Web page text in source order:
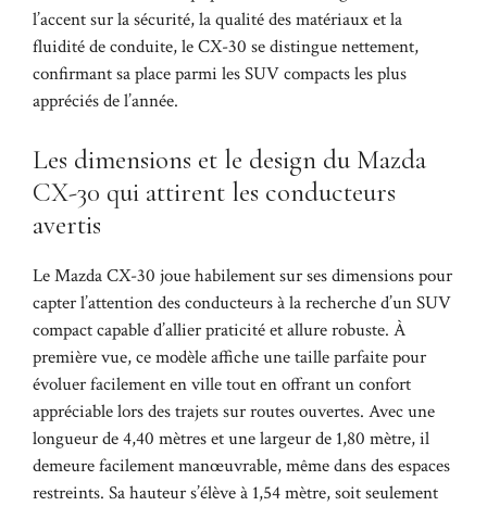
l’accent sur la sécurité, la qualité des matériaux et la
fluidité de conduite, le CX-30 se distingue nettement,
confirmant sa place parmi les SUV compacts les plus
appréciés de l’année.
Les dimensions et le design du Mazda
CX-30 qui attirent les conducteurs
avertis
Le Mazda CX-30 joue habilement sur ses dimensions pour
capter l’attention des conducteurs à la recherche d’un SUV
compact capable d’allier praticité et allure robuste. À
première vue, ce modèle affiche une taille parfaite pour
évoluer facilement en ville tout en offrant un confort
appréciable lors des trajets sur routes ouvertes. Avec une
longueur de 4,40 mètres et une largeur de 1,80 mètre, il
demeure facilement manœuvrable, même dans des espaces
restreints. Sa hauteur s’élève à 1,54 mètre, soit seulement